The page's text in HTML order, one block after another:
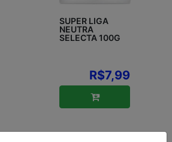
SUPER LIGA
NEUTRA
SELECTA 100G
R$7,99